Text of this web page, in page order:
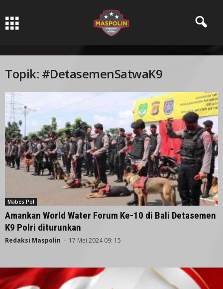
Topik: #DetasemenSatwaK9
Mabes Pol
Amankan World Water Forum Ke-10 di Bali Detasemen
K9 Polri diturunkan
Redaksi Maspolin - 17 Mei 2024 09: 15